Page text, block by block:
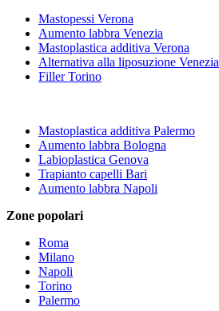
Mastopessi Verona
Aumento labbra Venezia
Mastoplastica additiva Verona
Alternativa alla liposuzione Venezia
Filler Torino
Mastoplastica additiva Palermo
Aumento labbra Bologna
Labioplastica Genova
Trapianto capelli Bari
Aumento labbra Napoli
Zone popolari
Roma
Milano
Napoli
Torino
Palermo